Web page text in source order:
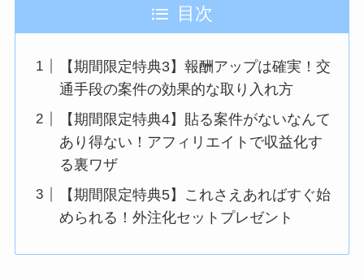
目次
【期間限定特典3】報酬アップは確実！交
通手段の案件の効果的な取り入れ方
【期間限定特典4】貼る案件がないなんて
あり得ない！アフィリエイトで収益化す
る裏ワザ
【期間限定特典5】これさえあればすぐ始
められる！外注化セットプレゼント